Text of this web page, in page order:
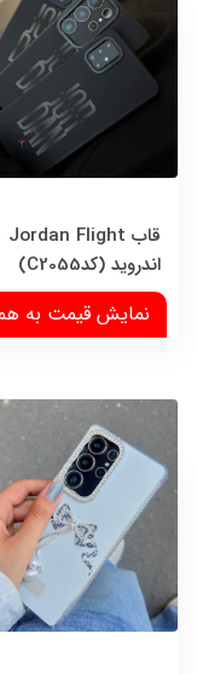
قاب Jordan Flight
اندروید (کدC2055)
نمایش قیمت به